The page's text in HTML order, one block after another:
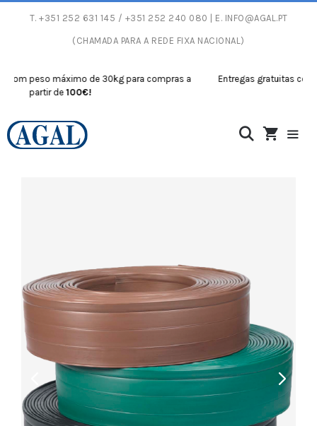
T. +351 252 631 145 / +351 252 240 080 | E. INFO@AGAL.PT
(CHAMADA PARA A REDE FIXA NACIONAL)
peso máximo de 30kg para compras a
partir de100€!
Entregas gratuitas com